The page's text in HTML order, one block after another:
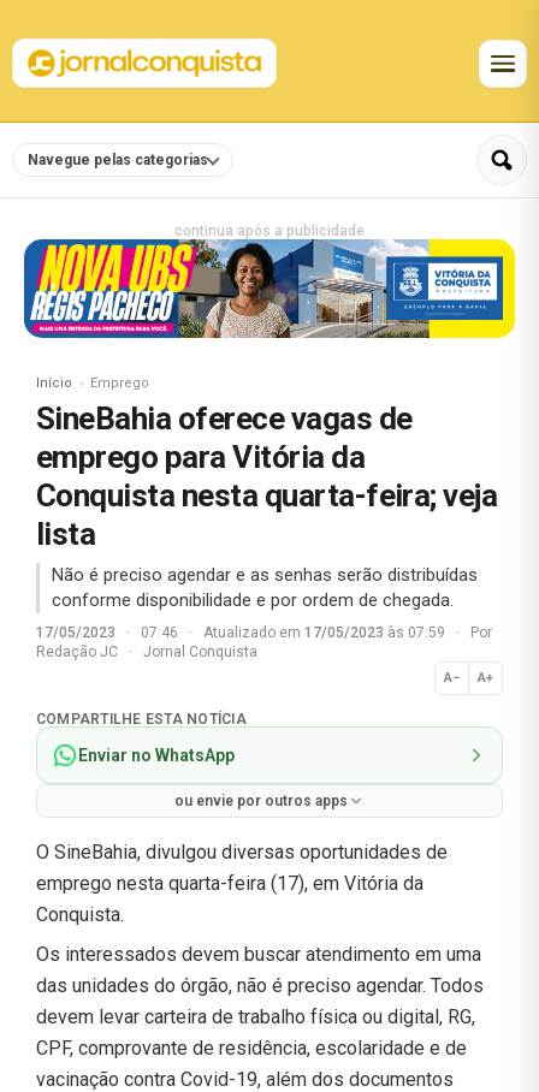
Navegue pelas categorias
continua após a publicidade
Início Emprego
SineBahia oferece vagas de
emprego para Vitória da
Conquista nesta quarta-feira; veja
lista
Não é preciso agendar e as senhas serão distribuídas
conforme disponibilidade e por ordem de chegada.
17/05/2023 · 07:46 · Atualizado em 17/05/2023 às 07:59 ·
Por
Redação JC
· Jornal Conquista
A− A+
Normal
COMPARTILHE ESTA NOTÍCIA
Enviar no WhatsApp
ou envie por outros apps
O SineBahia, divulgou diversas oportunidades de
emprego nesta quarta-feira (17), em Vitória da
Conquista.
Os interessados devem buscar atendimento em uma
das unidades do órgão, não é preciso agendar. Todos
devem levar carteira de trabalho física ou digital, RG,
CPF, comprovante de residência, escolaridade e de
vacinação contra Covid-19, além dos documentos